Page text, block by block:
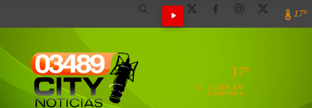
17º
17º
EL CLIMA EN
CAMPANA